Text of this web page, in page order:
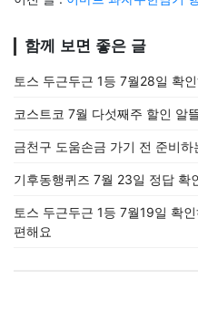
함께 보면 좋은 글
토스 두근두근 1등 7월28일 확
코스트코 7월 다섯째주 할인 알
금천구 도움손금 가기 전 준비하
기후동행퀴즈 7월 23일 정답 확
토스 두근두근 1등 7월19일 확
편해요